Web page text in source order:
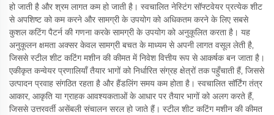
हो जाती है और श्रम लागत कम हो जाती है। स्वचालित नेस्टिंग सॉफ्टवेयर प्रत्येक शीट
से अपशिष्ट को कम करने और सामग्री के उपयोग को अधिकतम करने के लिए सबसे
कुशल कटिंग पैटर्न की गणना करके सामग्री के उपयोग को अनुकूलित करता है। यह
अनुकूलन क्षमता अक्सर केवल सामग्री बचत के माध्यम से अपनी लागत वसूल लेती है,
जिससे स्टील शीट कटिंग मशीन की कीमत में निवेश वित्तीय रूप से आकर्षक बन जाता है।
एकीकृत कन्वेयर प्रणालियाँ तैयार भागों को निर्धारित संग्रह क्षेत्रों तक पहुँचाती हैं, जिससे
उत्पादन प्रवाह संगठित रहता है और हैंडलिंग समय कम होता है। स्वचालित सॉर्टिंग तंत्र
आकार, आकृति या ग्राहक आवश्यकताओं के आधार पर तैयार भागों को अलग करते हैं,
जिससे उत्तरवर्ती असेंबली संचालन सरल हो जाते हैं। स्टील शीट कटिंग मशीन की कीमत